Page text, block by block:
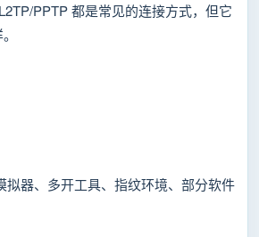
PPTP 都是常见的连接方式，但它
拟器、多开工具、指纹环境、部分软件